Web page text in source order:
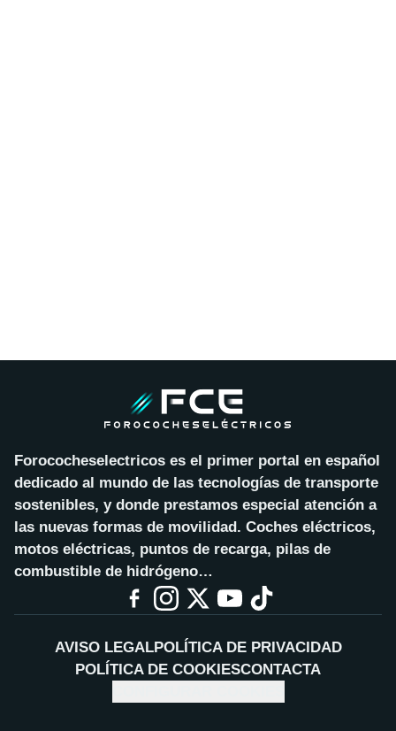
Forococheselectricos es el primer portal en español
dedicado al mundo de las tecnologías de transporte
sostenibles, y donde prestamos especial atención a
las nuevas formas de movilidad. Coches eléctricos,
motos eléctricas, puntos de recarga, pilas de
combustible de hidrógeno…
AVISO LEGALPOLÍTICA DE PRIVACIDAD
POLÍTICA DE COOKIESCONTACTA